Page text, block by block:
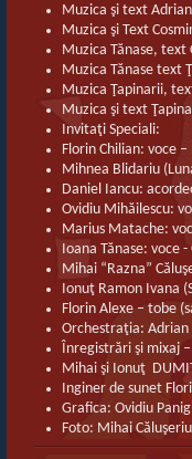
Muzica şi text
Muzica şi Text
Muzica Tănase, text
Muzica Tănase text
Muzica Ţapinarii,
Muzica şi text
Invitaţi Speciali:
Florin Chilian: voce
Mihnea Blidariu
Daniel Iancu:
Ovidiu Mihăilescu:
Marius Matache:
Ioana Tănase: voce
Mihai “Razna”
Ionuţ Ramon Ivana
Florin Alexe – tobe
Orchestraţia: Adrian
Înregistrări şi mixaj
Mihai şi Ionuţ
Inginer de sunet
Grafica: Ovidiu
Foto: Mihai Căluşeriu